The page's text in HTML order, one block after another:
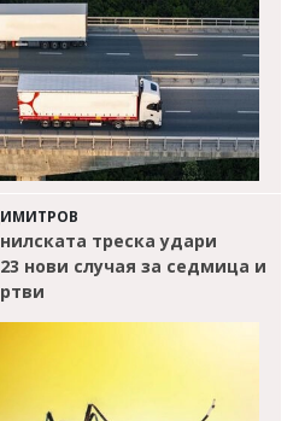
треска удари
нови случая за седмица и